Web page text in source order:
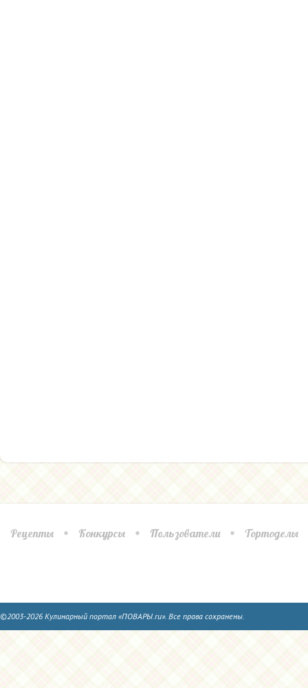
Рецепты Конкурсы Пользователи Тортоделы
©2003-2026 Кулинарный портал «ПОВАРЫ.ru». Все права сохранены.